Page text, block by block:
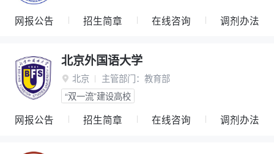
网报公告 招生简章 在线咨询 调剂办法
北京外国语大学
 北京 主管部门： 教育部
“双一流”建设高校
网报公告 招生简章 在线咨询 调剂办法